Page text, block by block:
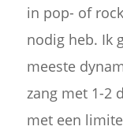
in pop- of
nodig heb. Ik
meeste
zang met 1-2
met een